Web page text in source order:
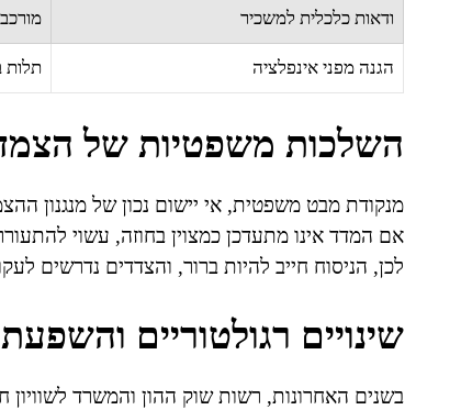
ודאות כלכלית למשכיר
הגנה מפני אינפלציה
השלכות משפטיות של
מנקודת מבט משפטית, אי יישום נכון של מנגנון
אם המדד אינו מתעדכן כמצוין בחוזה, עשוי
לכן, הניסוח חייב להיות ברור, והצדדים נדרשים
שינויים רגולטוריים
בשנים האחרונות, רשות שוק ההון והמשרד לשוויון